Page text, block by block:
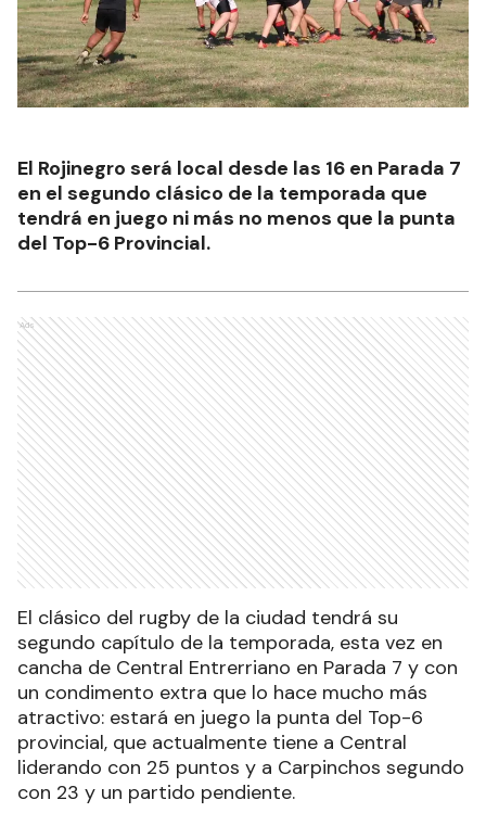
El Rojinegro será local desde las 16 en Parada 7
en el segundo clásico de la temporada que
tendrá en juego ni más no menos que la punta
del Top-6 Provincial.
Ads
El clásico del rugby de la ciudad tendrá su
segundo capítulo de la temporada, esta vez en
cancha de Central Entrerriano en Parada 7 y con
un condimento extra que lo hace mucho más
atractivo: estará en juego la punta del Top-6
provincial, que actualmente tiene a Central
liderando con 25 puntos y a Carpinchos segundo
con 23 y un partido pendiente.